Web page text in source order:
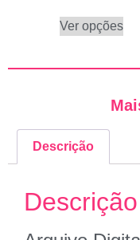
Ver opções
Descrição
Descrição